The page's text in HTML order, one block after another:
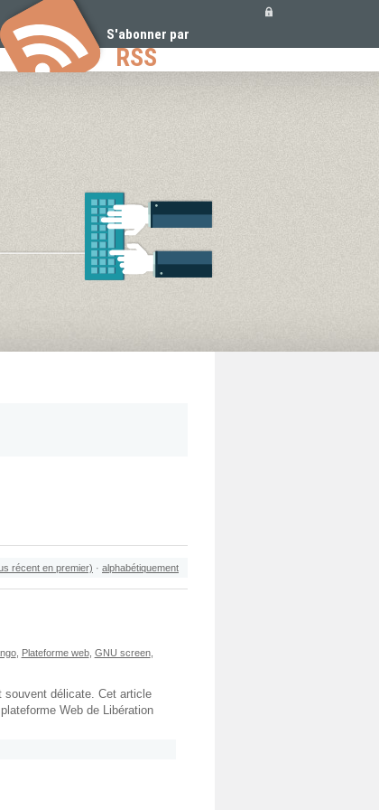
S'abonner par
RSS
récent en premier) · alphabétiquement
, Plateforme web, GNU screen,
souvent délicate. Cet article
Web de Libération